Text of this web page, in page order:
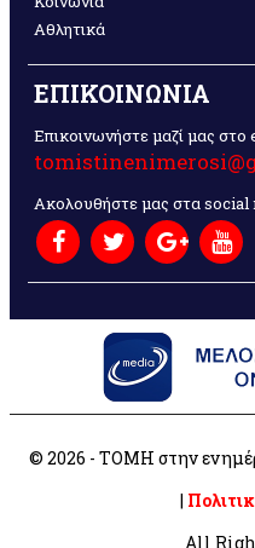
Αθλητικά
ΕΠΙΚΟΙΝΩΝΙΑ
Επικοινωνήστε μαζί μας στο
Ακολουθήστε μας στα social
© 2026 - ΤΟΜΗ στην
|
All